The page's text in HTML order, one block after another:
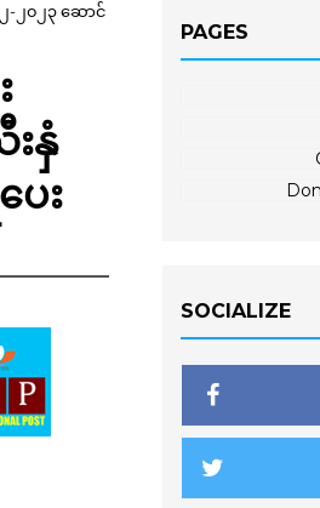
-၂၀၂၃ ဆောင်
နှံ
ေး
PAGES
SOCIALIZE